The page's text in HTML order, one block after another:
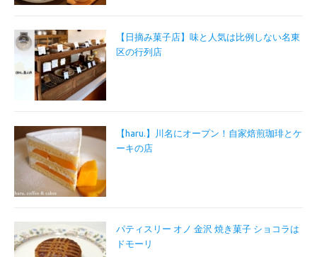
【日摘み菓子店】味と人気は比例しない名東
区の行列店
【haru.】川名にオープン！自家焙煎珈琲とケ
ーキの店
パティスリー オノ 金沢 焼き菓子 ショコラは
ドモーリ